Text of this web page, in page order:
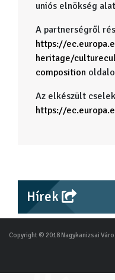
uniós elnökség
A partnerségről
https://
heritage/
composition
Az elkészült
https://
Hírek
Copyright © 2018 Nagykanizsai